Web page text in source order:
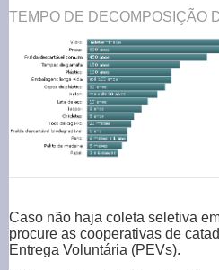
TEMPO DE DECOMPOSIÇÃO
Caso não haja coleta seletiva
procure as cooperativas de
Entrega Voluntária (PEVs).